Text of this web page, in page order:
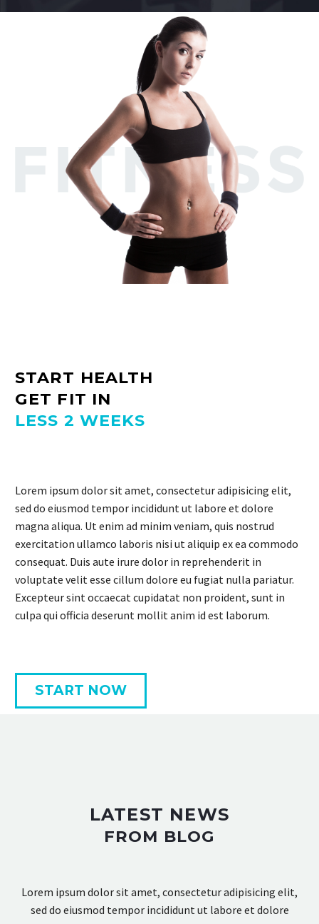
START HEALTH
GET FIT IN
LESS 2 WEEKS
Lorem ipsum dolor sit amet, consectetur adipisicing elit,
sed do eiusmod tempor incididunt ut labore et dolore
magna aliqua. Ut enim ad minim veniam, quis nostrud
exercitation ullamco laboris nisi ut aliquip ex ea commodo
consequat. Duis aute irure dolor in reprehenderit in
voluptate velit esse cillum dolore eu fugiat nulla pariatur.
Excepteur sint occaecat cupidatat non proident, sunt in
culpa qui officia deserunt mollit anim id est laborum.
START NOW
LATEST NEWS
FROM BLOG
Lorem ipsum dolor sit amet, consectetur adipisicing elit,
sed do eiusmod tempor incididunt ut labore et dolore